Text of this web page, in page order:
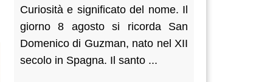
Curiosità e significato del nome. Il
giorno 8 agosto si ricorda San
Domenico di Guzman, nato nel XII
secolo in Spagna. Il santo ...